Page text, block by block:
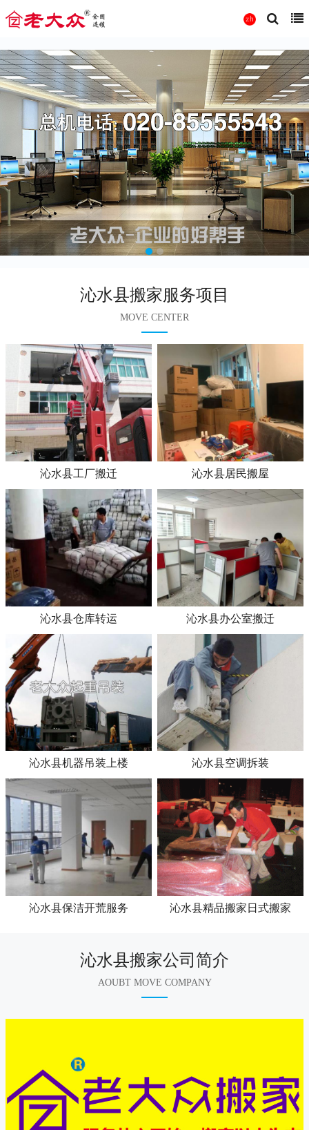
沁水县搬家服务项目
MOVE CENTER
沁水县工厂搬迁 沁水县居民搬屋
沁水县仓库转运 沁水县办公室搬迁
沁水县机器吊装上楼 沁水县空调拆装
沁水县保洁开荒服务 沁水县精品搬家日式搬家
沁水县搬家公司简介
AOUBT MOVE COMPANY